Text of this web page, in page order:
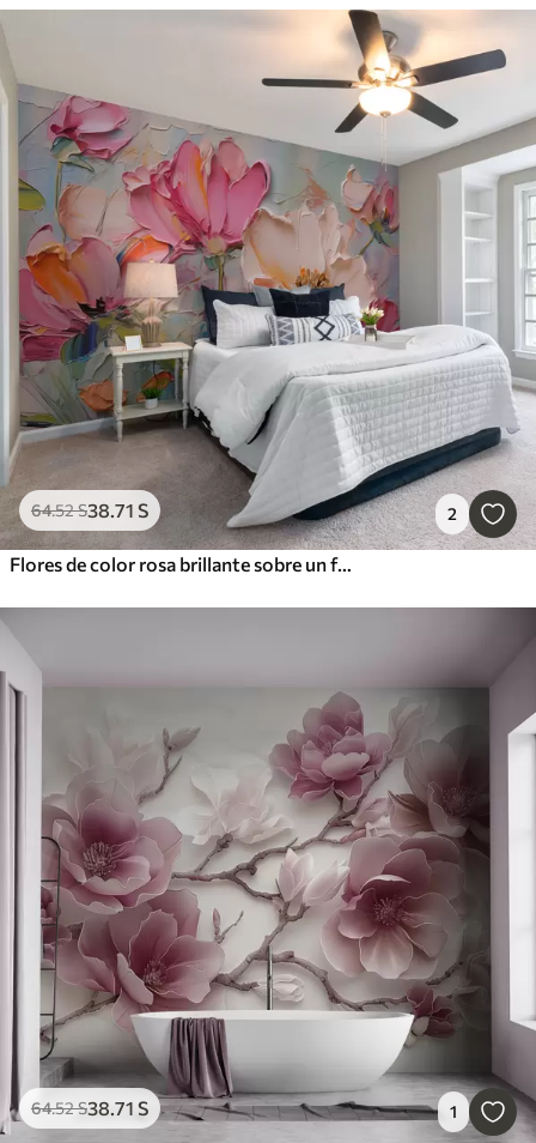
64.52S38.71 S 2
Flores de color rosa brillante sobre un fondo gris azulado claro
64.52S38.71 S 1